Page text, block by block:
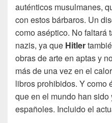
auténticos musulmanes,
con estos bárbaros. Un
como aséptico. No faltará
nazis, ya que Hitler
obras de arte en aptas y
más de una vez en el
libros prohibidos. Y como
que en el mundo han
españoles. Incluido el